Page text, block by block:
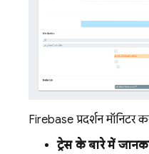
Firebase प्रदर्शन
ट्रेस के बारे में